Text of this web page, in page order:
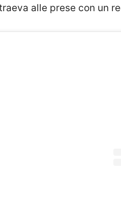
alle prese con un